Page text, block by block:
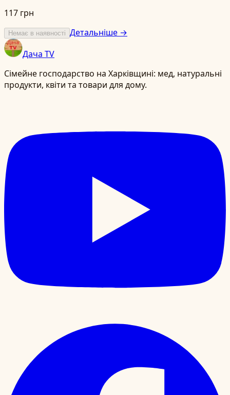
117 грн
Немає в наявності Детальніше →
Дача TV
Сімейне господарство на Харківщині: мед, натуральні
продукти, квіти та товари для дому.